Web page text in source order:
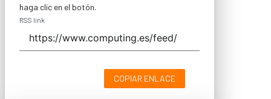
haga clic en el botón.
RSS link
COPIAR ENLACE